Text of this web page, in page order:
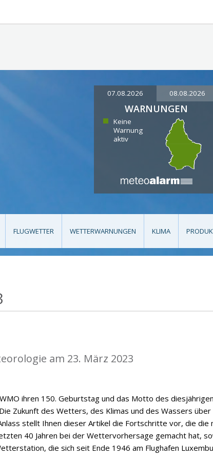
07.08.2026 08.08.2026
WARNUNGEN
Keine
Warnung
aktiv
FLUGWETTER WETTERWARNUNGEN KLIMA
am 23. März 2023
ihren 150. Geburtstag und das Motto des
Zukunft des Wetters, des Klimas und des Wassers über
stellt Ihnen dieser Artikel die Fortschritte vor, die die
40 Jahren bei der Wettervorhersage gemacht hat,
die sich seit Ende 1946 am Flughafen